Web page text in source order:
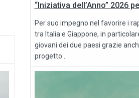
“Iniziativa dell’Anno” 2026
Per suo impegno nel favorire i
tra Italia e Giappone, in
giovani dei due paesi grazie
progetto...